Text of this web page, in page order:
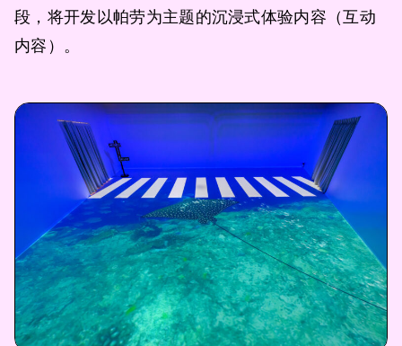
段，将开发以帕劳为主题的沉浸式体验内容（互动
内容）。